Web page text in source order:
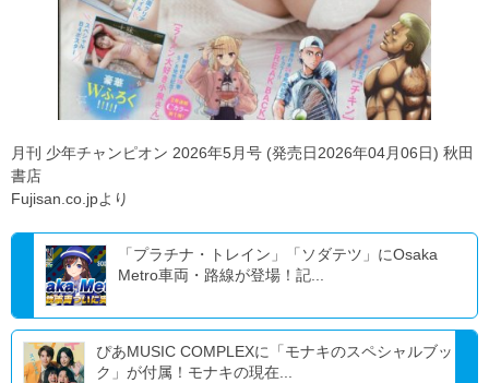
月刊 少年チャンピオン 2026年5月号 (発売日2026年04月06日) 秋田
書店
Fujisan.co.jpより
「プラチナ・トレイン」「ソダテツ」にOsaka
Metro車両・路線が登場！記...
ぴあMUSIC COMPLEXに「モナキのスペシャルブッ
ク」が付属！モナキの現在...